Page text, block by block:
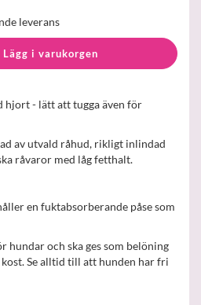
leverans
Lägg i varukorgen
hjort - lätt att tugga även för
av utvald råhud, rikligt inlindad
råvaror med låg fetthalt.
en fuktabsorberande påse som
och ska ges som belöning
Se alltid till att hunden har fri